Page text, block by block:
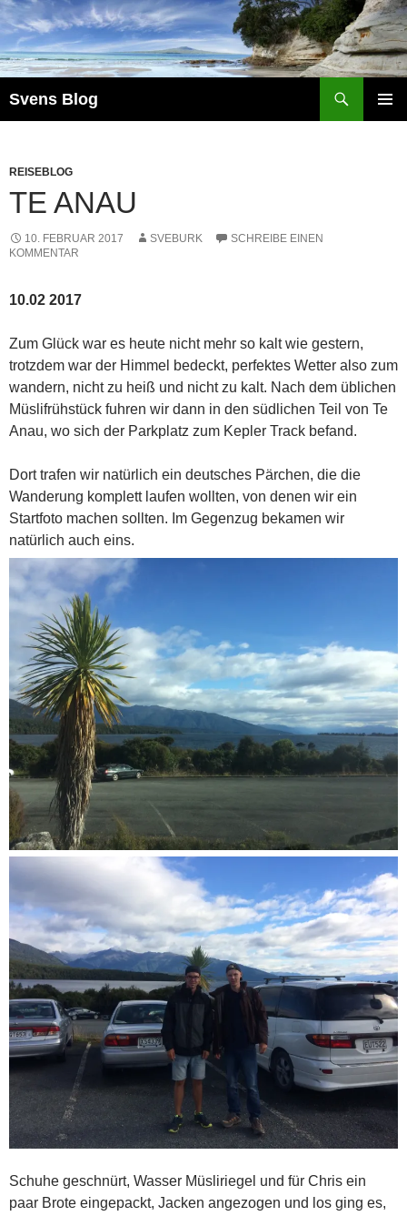
Svens Blog
REISEBLOG
TE ANAU
10. FEBRUAR 2017 SVEBURK
SCHREIBE EINEN
KOMMENTAR
10.02 2017
Zum Glück war es heute nicht mehr so kalt wie gestern,
trotzdem war der Himmel bedeckt, perfektes Wetter also zum
wandern, nicht zu heiß und nicht zu kalt. Nach dem üblichen
Müslifrühstück fuhren wir dann in den südlichen Teil von Te
Anau, wo sich der Parkplatz zum Kepler Track befand.
Dort trafen wir natürlich ein deutsches Pärchen, die die
Wanderung komplett laufen wollten, von denen wir ein
Startfoto machen sollten. Im Gegenzug bekamen wir
natürlich auch eins.
Schuhe geschnürt, Wasser Müsliriegel und für Chris ein
paar Brote eingepackt, Jacken angezogen und los ging es,